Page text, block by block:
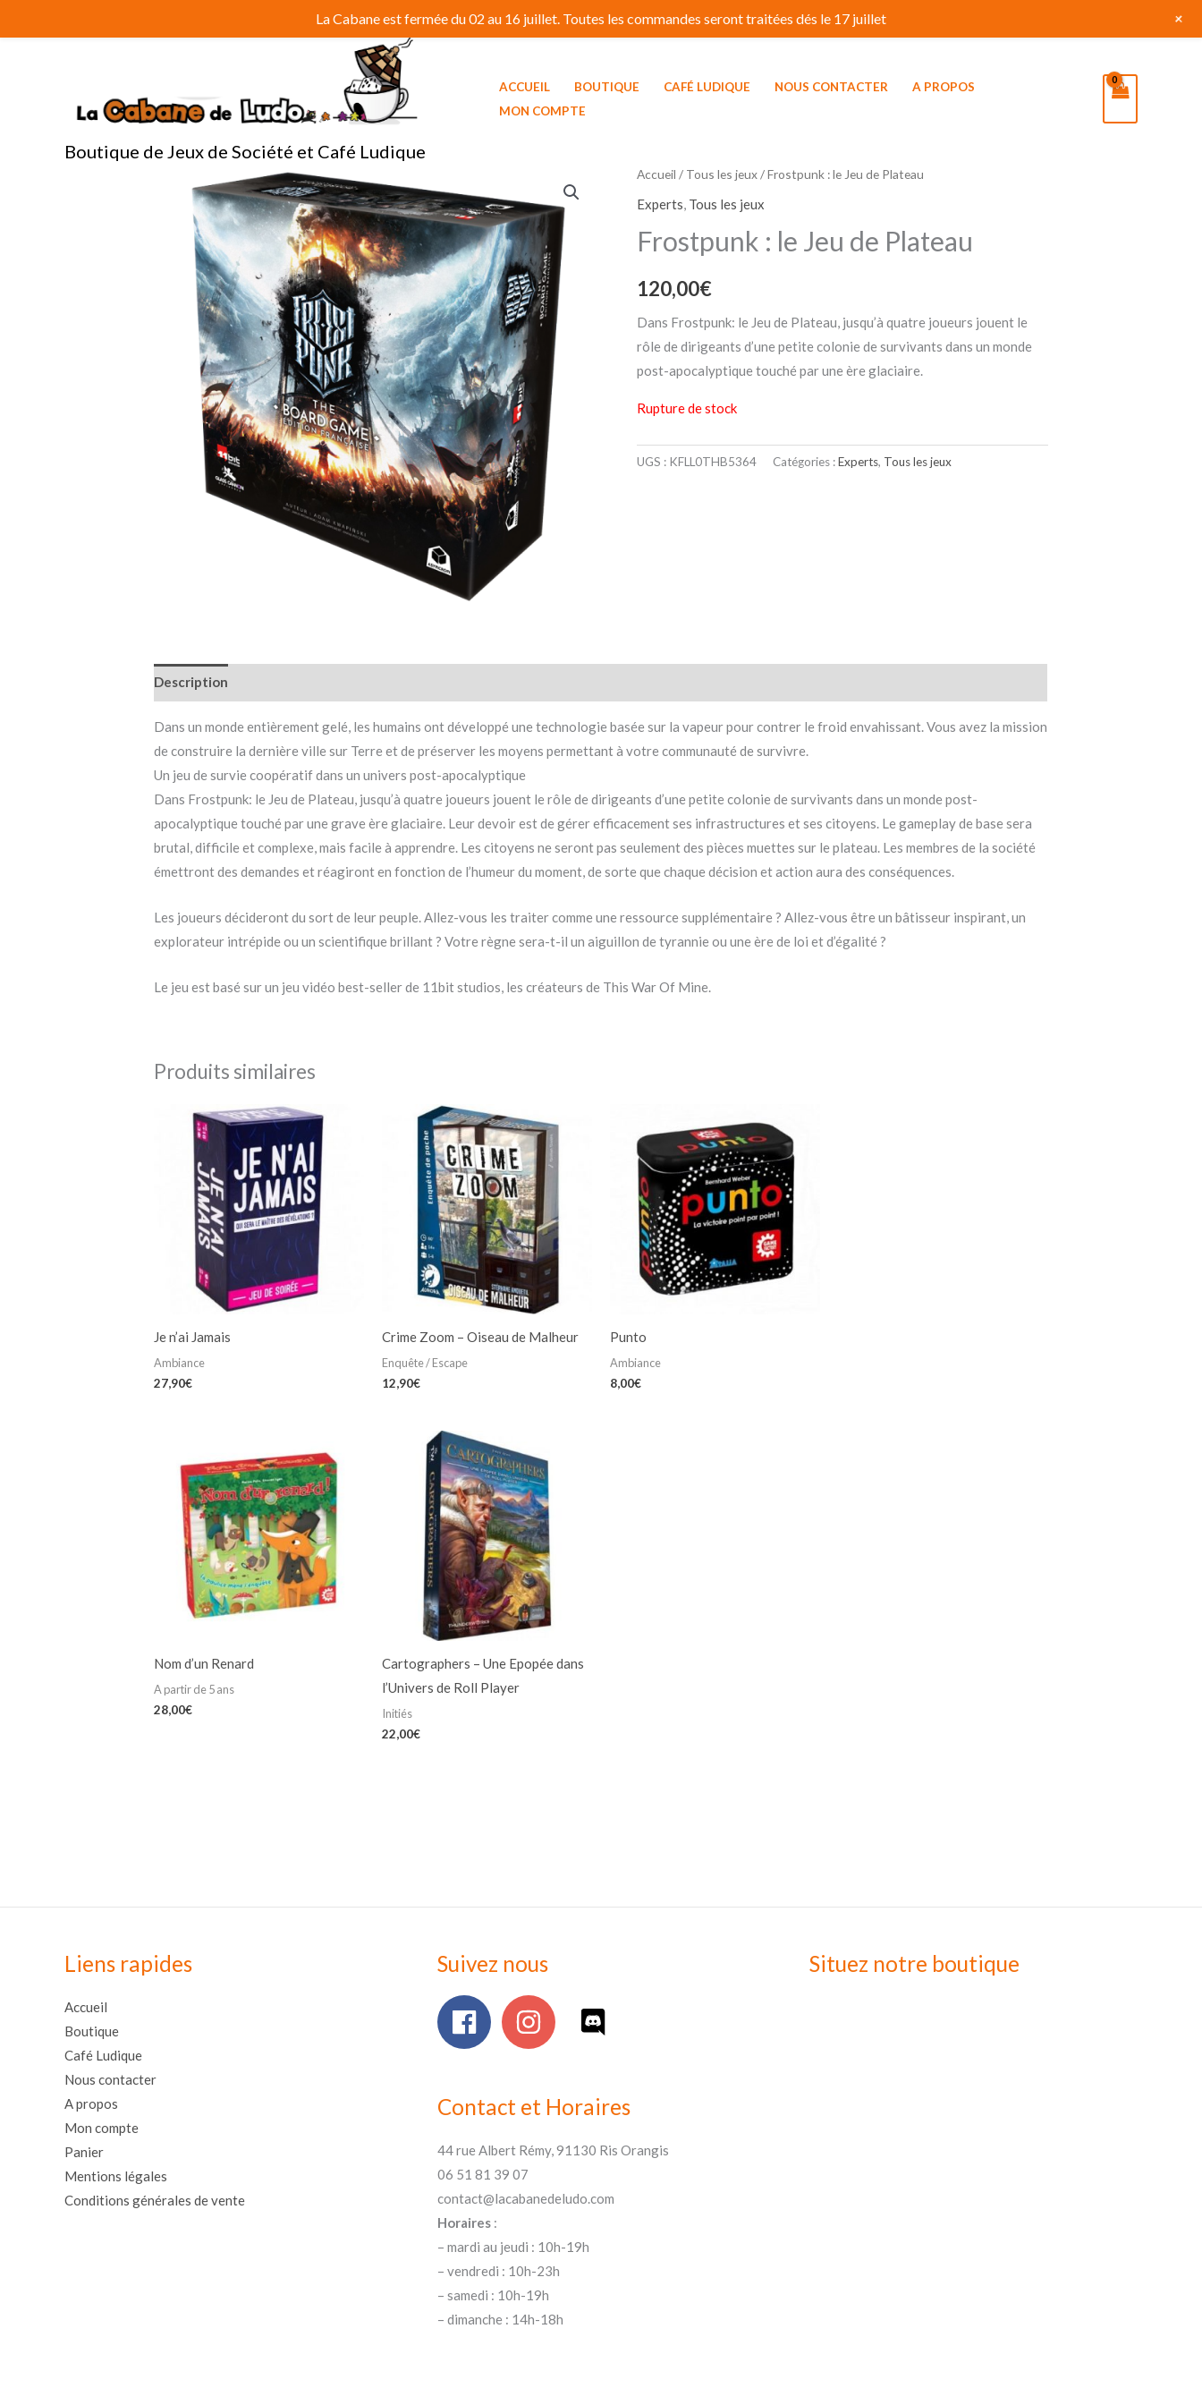
au
Boutique de Jeux de Société et Café Ludique
ACCUEIL BOUTIQUE CAFÉ LUDIQUE NOUS CONTACTER
A PROPOS
MON COMPTE
Accueil / Tous les jeux/ Frostpunk : le Jeu de Plateau
Experts, Tous les jeux
Frostpunk : le Jeu de Plateau
120,00€
Dans Frostpunk: le Jeu de Plateau, jusqu’à quatre joueurs jouent le
rôle de dirigeants d’une petite colonie de survivants dans un monde
post-apocalyptique touché par une ère glaciaire.
Rupture de stock
UGS : KFLL0THB5364 Catégories :Experts, Tous les jeux
Description
Dans un monde entièrement gelé, les humains ont développé une technologie basée sur la vapeur pour contrer le froid envahissant. Vous avez la mission
de construire la dernière ville sur Terre et de préserver les moyens permettant à votre communauté de survivre.
Un jeu de survie coopératif dans un univers post-apocalyptique
Dans Frostpunk: le Jeu de Plateau, jusqu’à quatre joueurs jouent le rôle de dirigeants d’une petite colonie de survivants dans un monde post-
apocalyptique touché par une grave ère glaciaire. Leur devoir est de gérer efficacement ses infrastructures et ses citoyens. Le gameplay de base sera
brutal, difficile et complexe, mais facile à apprendre. Les citoyens ne seront pas seulement des pièces muettes sur le plateau. Les membres de la société
émettront des demandes et réagiront en fonction de l’humeur du moment, de sorte que chaque décision et action aura des conséquences.
Les joueurs décideront du sort de leur peuple. Allez-vous les traiter comme une ressource supplémentaire ? Allez-vous être un bâtisseur inspirant, un
explorateur intrépide ou un scientifique brillant ? Votre règne sera-t-il un aiguillon de tyrannie ou une ère de loi et d’égalité ?
Le jeu est basé sur un jeu vidéo best-seller de 11bit studios, les créateurs de This War Of Mine.
Produits similaires
Je n’ai Jamais
Ambiance
27,90€
Crime Zoom – Oiseau de Malheur
Enquête / Escape
12,90€
Punto
Ambiance
8,00€
Nom d’un Renard
A partir de 5 ans
28,00€
Cartographers – Une Epopée dans
l’Univers de Roll Player
Initiés
22,00€
Liens rapides
Accueil
Boutique
Café Ludique
Nous contacter
A propos
Mon compte
Panier
Mentions légales
Conditions générales de vente
Suivez nous
Contact et Horaires
44 rue Albert Rémy, 91130 Ris Orangis
06 51 81 39 07
contact@lacabanedeludo.com
Horaires:
– mardi au jeudi : 10h-19h
– vendredi : 10h-23h
– samedi : 10h-19h
– dimanche : 14h-18h
Situez notre boutique
La Cabane est fermée du 02 au 16 juillet. Toutes les commandes seront traitées dés le 17 juillet +